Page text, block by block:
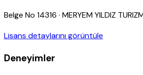
Belge No 14316 · MERYEM YILDIZ
Lisans detaylarını görüntüle
Deneyimler